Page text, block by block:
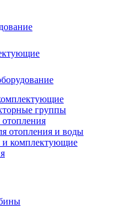
группы
отопления и воды
и комплектующие